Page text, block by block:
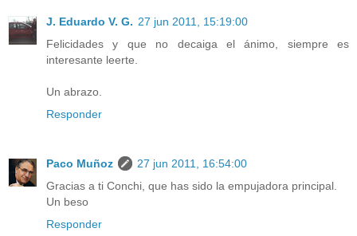
J. Eduardo V. G. 27 jun 2011, 15:19:00
Felicidades y que no decaiga el ánimo, siempre es
interesante leerte.
Un abrazo.
Responder
Paco Muñoz
27 jun 2011, 16:54:00
Gracias a ti Conchi, que has sido la empujadora principal.
Un beso
Responder